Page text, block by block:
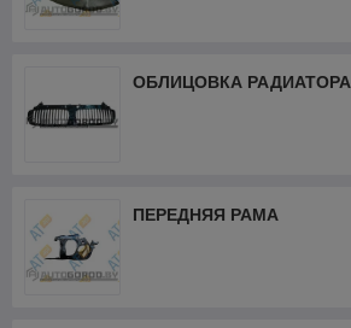
ОБЛИЦОВКА РАДИАТОРА
ПЕРЕДНЯЯ РАМА